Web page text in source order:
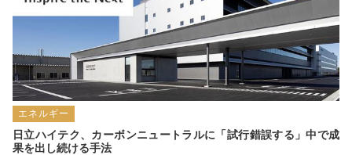
エネルギー
日立ハイテク、カーボンニュートラルに「試行錯誤する」中で成
果を出し続ける手法